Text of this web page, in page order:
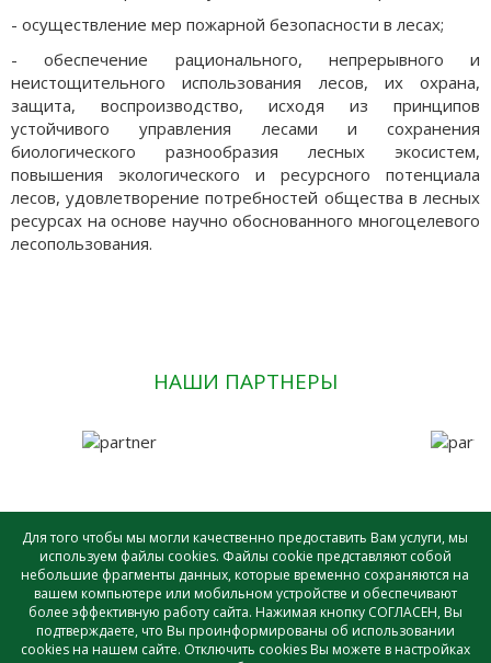
- осуществление мер пожарной безопасности в лесах;
- обеспечение рационального, непрерывного и
неистощительного использования лесов, их охрана,
защита, воспроизводство, исходя из принципов
устойчивого управления лесами и сохранения
биологического разнообразия лесных экосистем,
повышения экологического и ресурсного потенциала
лесов, удовлетворение потребностей общества в лесных
ресурсах на основе научно обоснованного многоцелевого
лесопользования.
НАШИ ПАРТНЕРЫ
САУ лесного хозяйства ВО «ВОЛОГДАЛЕСХОЗ» © - 2026 |
Создание и поддержка сайта
Для того чтобы мы могли качественно предоставить Вам услуги, мы
используем файлы cookies. Файлы cookie представляют собой
небольшие фрагменты данных, которые временно сохраняются на
вашем компьютере или мобильном устройстве и обеспечивают
более эффективную работу сайта. Нажимая кнопку СОГЛАСЕН, Вы
подтверждаете, что Вы проинформированы об использовании
cookies на нашем сайте. Отключить cookies Вы можете в настройках